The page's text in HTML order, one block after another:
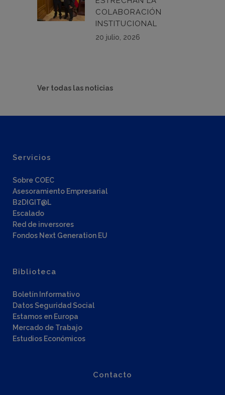
COLABORACIÓN
INSTITUCIONAL
20 julio, 2026
Ver todas las noticias
Servicios
Sobre COEC
Asesoramiento Empresarial
B2DIGIT@L
Escalado
Red de inversores
Fondos Next Generation EU
Biblioteca
Boletín Informativo
Datos Seguridad Social
Estamos en Europa
Mercado de Trabajo
Estudios Económicos
Contacto